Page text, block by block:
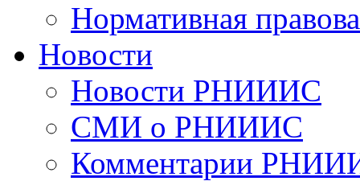
Нормативная
Новости
Новости РНИИИС
СМИ о РНИИИС
Комментарии